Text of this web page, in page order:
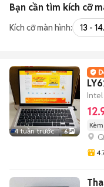
Bạn cần tìm kích cỡ
Kích cỡ màn hình: 13 -
4 tuần trước 6